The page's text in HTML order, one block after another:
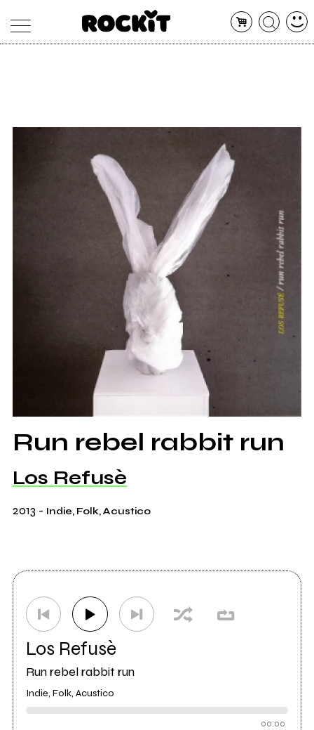
ARTISTI
CONCERTI
RADIO
Run rebel rabbit run
Los Refusè
2013 - Indie, Folk, Acustico
Los Refusè
Run rebel rabbit run
Indie, Folk, Acustico
00:00